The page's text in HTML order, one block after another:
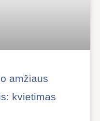
amžiaus
kvietimas